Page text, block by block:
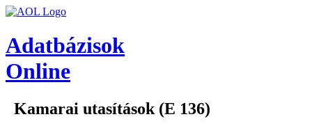
Adatbázisok
Online
Kamarai utasítások (E 136)